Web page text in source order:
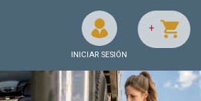
INICIAR SESIÓN
+